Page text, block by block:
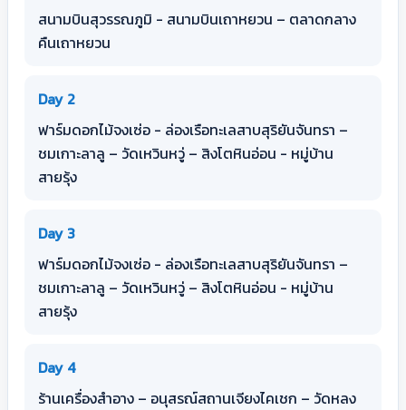
สนามบินสุวรรณภูมิ - สนามบินเถาหยวน – ตลาดกลาง
คืนเถาหยวน
Day 2
ฟาร์มดอกไม้จงเซ่อ - ล่องเรือทะเลสาบสุริยันจันทรา –
ชมเกาะลาลู – วัดเหวินหวู่ – สิงโตหินอ่อน - หมู่บ้าน
สายรุ้ง
Day 3
ฟาร์มดอกไม้จงเซ่อ - ล่องเรือทะเลสาบสุริยันจันทรา –
ชมเกาะลาลู – วัดเหวินหวู่ – สิงโตหินอ่อน - หมู่บ้าน
สายรุ้ง
Day 4
ร้านเครื่องสำอาง – อนุสรณ์สถานเจียงไคเชก – วัดหลง